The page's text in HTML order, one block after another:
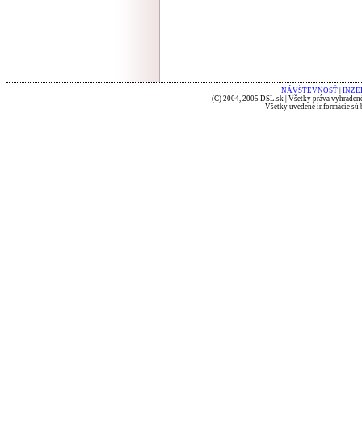
NÁVŠTEVNOSŤ
(C) 2004, 2005 DSL.sk | Všetky práva
Všetky uvedené informácie sú